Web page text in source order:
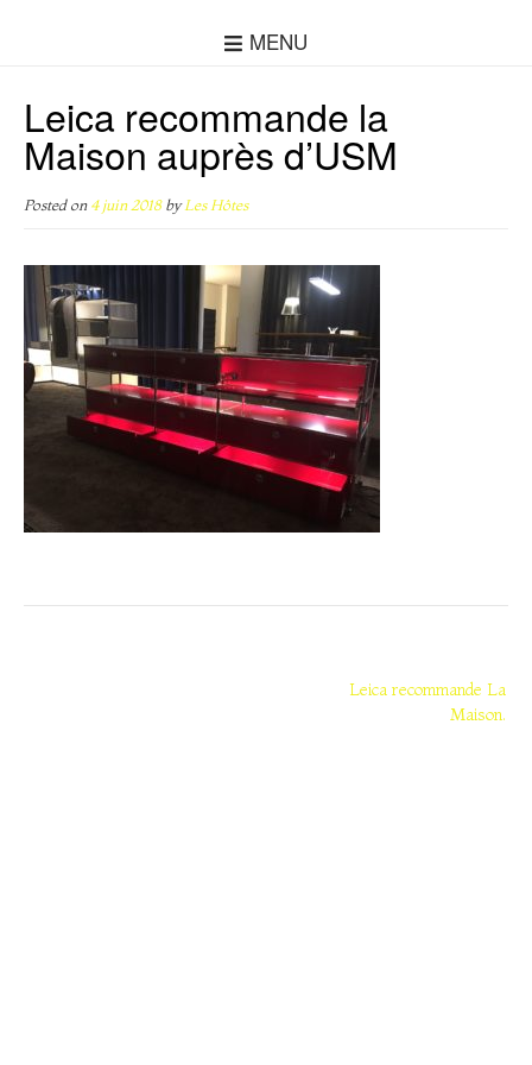
MENU
Leica recommande la
Maison auprès d’USM
Posted on 4 juin 2018by Les Hôtes
Leica recommande La
Maison.